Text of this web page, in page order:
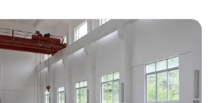
maintain a constant output, regardless of
changes in load or other external factors.
This makes it ideal for use in situations
where precise ...